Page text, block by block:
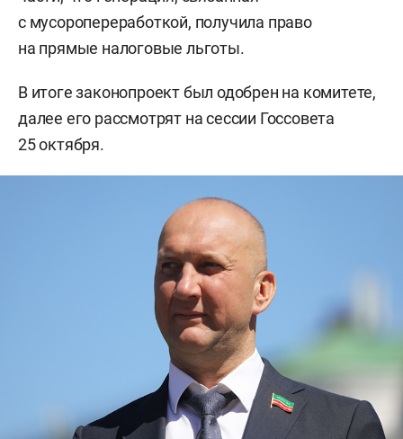
с мусоропереработкой, получила право
на прямые налоговые льготы.
В итоге законопроект был одобрен на комитете,
далее его рассмотрят на сессии Госсовета
25 октября.